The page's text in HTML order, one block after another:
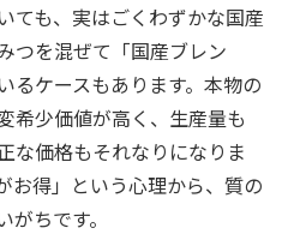
ても、実はごくわずかな国産
つを混ぜて「国産ブレン
るケースもあります。本物の
希少価値が高く、生産量も
な価格もそれなりになりま
お得」という心理から、質の
ちです。